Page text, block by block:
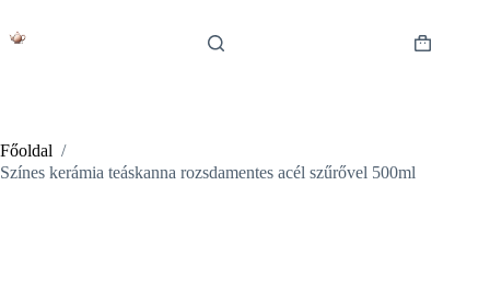
content
Shopping
Főoldal /
Színes kerámia teáskanna rozsdamentes acél szűrővel 500ml